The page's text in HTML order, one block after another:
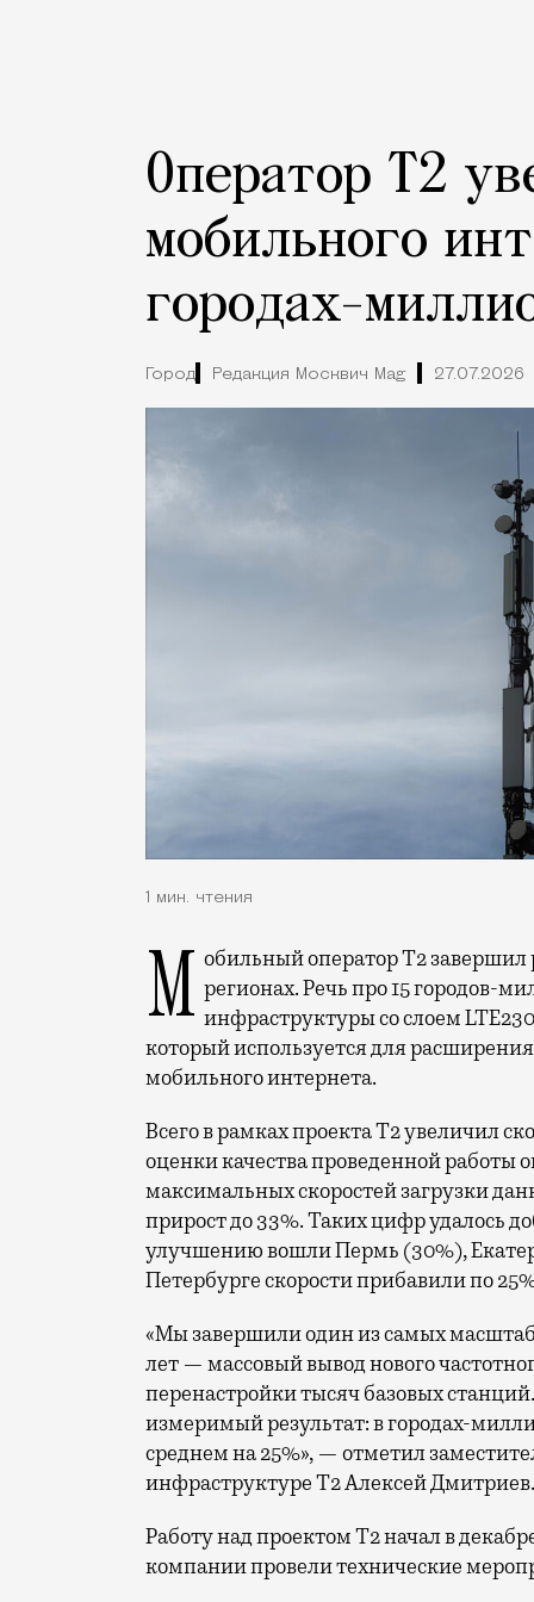
Оператор Т2
мобильного
городах-
Город Редакция Москвич Mag 27.07.2026
1 мин. чтения
Мобильный оператор Т2 завершил работы по увеличению скорости интернета в регионах. Речь про 15 городов-
инфраструктуры со слоем
который используется для
мобильного интернета.
Всего в рамках проекта Т2 увеличил
оценки качества проведенной работы
максимальных скоростей загрузки
прирост до 33%. Таких цифр удалось
улучшению вошли Пермь (30%),
Петербурге скорости прибавили по
«Мы завершили один из самых
лет — массовый вывод нового
перенастройки тысяч базовых
измеримый результат: в городах-
среднем на 25%», — отметил
инфраструктуре Т2 Алексей Дмитриев.
Работу над проектом Т2 начал в
компании провели технические